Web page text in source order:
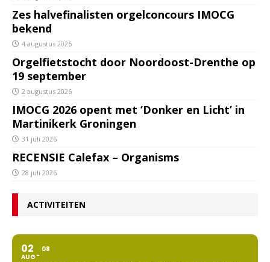
Zes halvefinalisten orgelconcours IMOCG
bekend
4 augustus 2026
Orgelfietstocht door Noordoost-Drenthe op
19 september
2 augustus 2026
IMOCG 2026 opent met ‘Donker en Licht’ in
Martinikerk Groningen
31 juli 2026
RECENSIE Calefax – Organisms
28 juli 2026
ACTIVITEITEN
02
AUG
08